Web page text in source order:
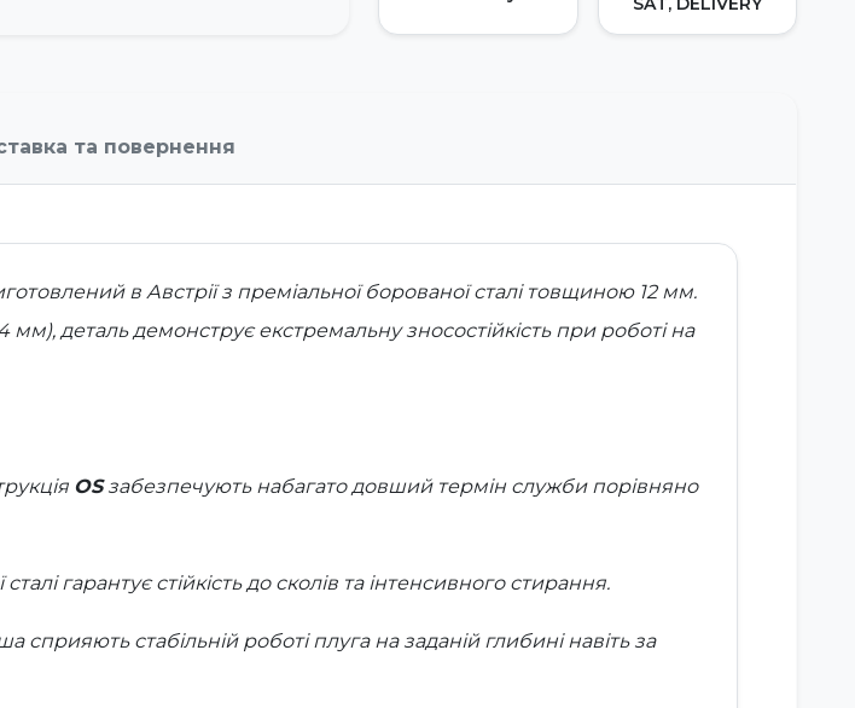
та повернення
в Австрії з преміальної борованої сталі товщиною 12 мм.
деталь демонструє екстремальну зносостійкість при роботі на
OSзабезпечують набагато довший термін служби порівняно
гарантує стійкість до сколів та інтенсивного стирання.
сприяють стабільній роботі плуга на заданій глибині навіть за